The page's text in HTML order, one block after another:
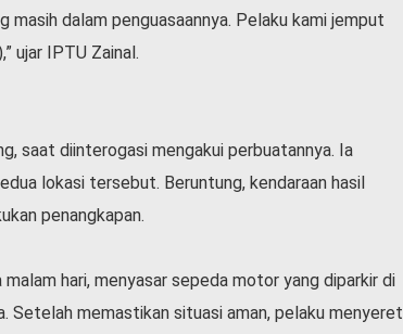
masih dalam penguasaannya. Pelaku kami jemput
ujar IPTU Zainal.
saat diinterogasi mengakui perbuatannya. Ia
lokasi tersebut. Beruntung, kendaraan hasil
penangkapan.
hari, menyasar sepeda motor yang diparkir di
Setelah memastikan situasi aman, pelaku menyeret